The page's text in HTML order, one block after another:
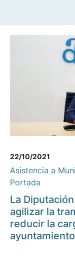
22/10/2021
Asistencia a
Portada
La
agilizar la
reducir la